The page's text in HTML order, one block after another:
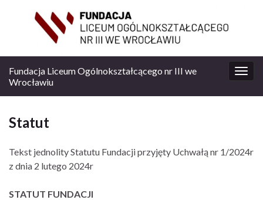
Fundacja Liceum Ogólnokształcącego nr III we
Wrocławiu
Statut
Tekst jednolity Statutu Fundacji przyjęty Uchwałą nr 1/2024r
z dnia 2 lutego 2024r
STATUT FUNDACJI